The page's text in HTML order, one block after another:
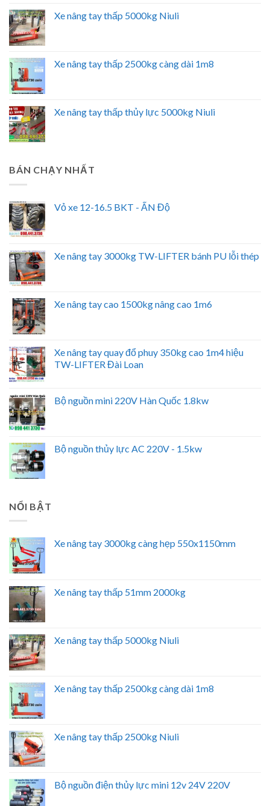
Xe nâng tay thấp 5000kg Niuli
Xe nâng tay thấp 2500kg càng dài 1m8
Xe nâng tay thấp thủy lực 5000kg Niuli
BÁN CHẠY NHẤT
Vỏ xe 12-16.5 BKT - ẤN Độ
Xe nâng tay 3000kg TW-LIFTER bánh PU lỗi thép
Xe nâng tay cao 1500kg nâng cao 1m6
Xe nâng tay quay đổ phuy 350kg cao 1m4 hiệu
TW-LIFTER Đài Loan
Bộ nguồn mini 220V Hàn Quốc 1.8kw
Bộ nguồn thủy lực AC 220V - 1.5kw
NỔI BẬT
Xe nâng tay 3000kg càng hẹp 550x1150mm
Xe nâng tay thấp 51mm 2000kg
Xe nâng tay thấp 5000kg Niuli
Xe nâng tay thấp 2500kg càng dài 1m8
Xe nâng tay thấp 2500kg Niuli
Bộ nguồn điện thủy lực mini 12v 24V 220V